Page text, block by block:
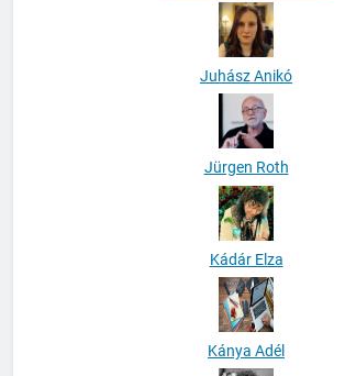
Juhász Anikó
Jürgen Roth
Kádár Elza
Kánya Adél